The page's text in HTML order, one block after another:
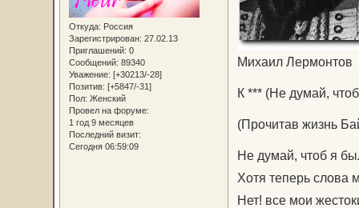
Откуда: Россия
Зарегистрирован: 27.02.13
Приглашений: 0
Сообщений: 89340
Уважение: [+30213/-28]
Позитив: [+5847/-31]
Пол: Женский
Провел на форуме:
1 год 9 месяцев
Последний визит:
Сегодня 06:59:09
Михаил Лермонтов
К *** (Не думай,
(Прочитав жизнь
Не думай, чтоб я
Хотя теперь слова
Нет! все мои